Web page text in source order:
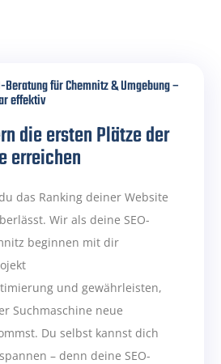
für Chemnitz & Umgebung –
effektiv
die ersten Plätze der
erreichen
das Ranking deiner Website
Wir als deine SEO-
beginnen mit dir
und gewährleisten,
Suchmaschine neue
Du selbst kannst dich
– denn deine SEO-